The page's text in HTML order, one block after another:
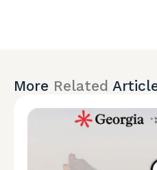
More Related